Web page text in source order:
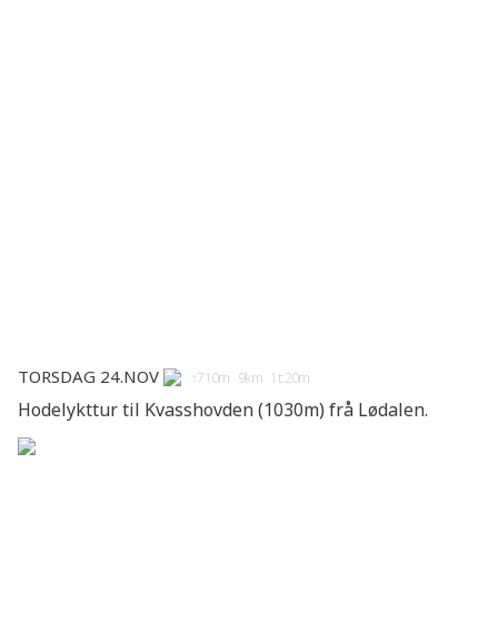
Torsdag 24.nov ↑710m 9km 1t:20m
Hodelykttur til Kvasshovden (1030m) frå Lødalen.